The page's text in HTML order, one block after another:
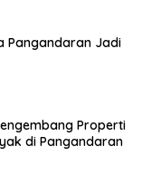
Pangandaran Jadi
Properti
di Pangandaran